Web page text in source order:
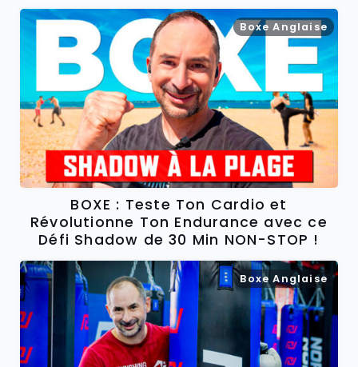
Boxe Anglaise
BOXE : Teste Ton Cardio et
Révolutionne Ton Endurance avec ce
Défi Shadow de 30 Min NON-STOP !
Boxe Anglaise